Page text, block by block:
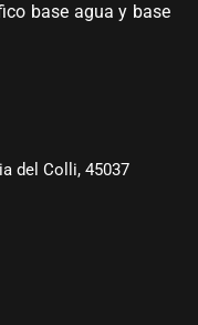
base agua y base
del Colli, 45037